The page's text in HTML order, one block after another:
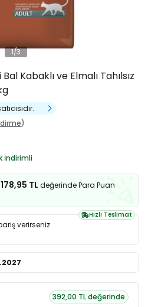
1/3
Kabaklı ve Elmalı Tahılsız
İndirimli
178,95 TL değerinde Para Puan
Hızlı Teslimat
verirseniz
392,00 TL değerinde